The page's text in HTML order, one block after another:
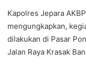
Kapolres Jepara
mengungkapkan,
dilakukan di Pasar
Jalan Raya Krasak